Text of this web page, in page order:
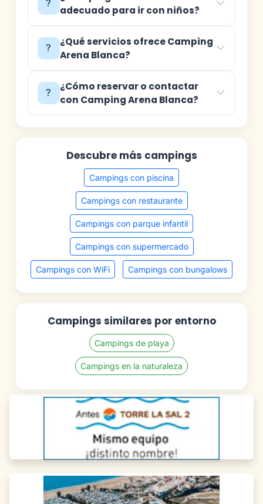
adecuado para ir con niños?
¿Qué servicios ofrece Camping
Arena Blanca?
¿Cómo reservar o contactar
con Camping Arena Blanca?
Descubre más campings
Campings con piscina
Campings con restaurante
Campings con parque infantil
Campings con supermercado
Campings con WiFi Campings con bungalows
Campings similares por entorno
Campings de playa
Campings en la naturaleza